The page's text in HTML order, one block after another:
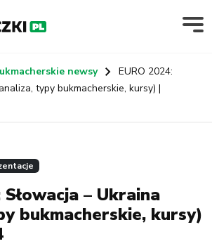
newsy
EURO 2024:
typy bukmacherskie, kursy) |
Słowacja – Ukraina
bukmacherskie, kursy)